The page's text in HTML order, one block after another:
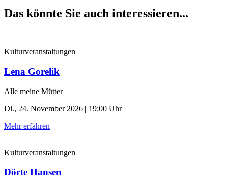
Das könnte Sie auch interessieren...
Kulturveranstaltungen
Lena Gorelik
Alle meine Mütter
Di., 24. November 2026 | 19:00 Uhr
Mehr erfahren
Kulturveranstaltungen
Dörte Hansen